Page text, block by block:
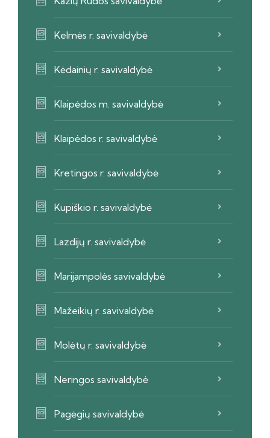
Kelmės r. savivaldybė
Kėdainių r. savivaldybė
Klaipėdos m. savivaldybė
Klaipėdos r. savivaldybė
Kretingos r. savivaldybė
Kupiškio r. savivaldybė
Lazdijų r. savivaldybė
Marijampolės savivaldybė
Mažeikių r. savivaldybė
Molėtų r. savivaldybė
Neringos savivaldybė
Pagėgių savivaldybė